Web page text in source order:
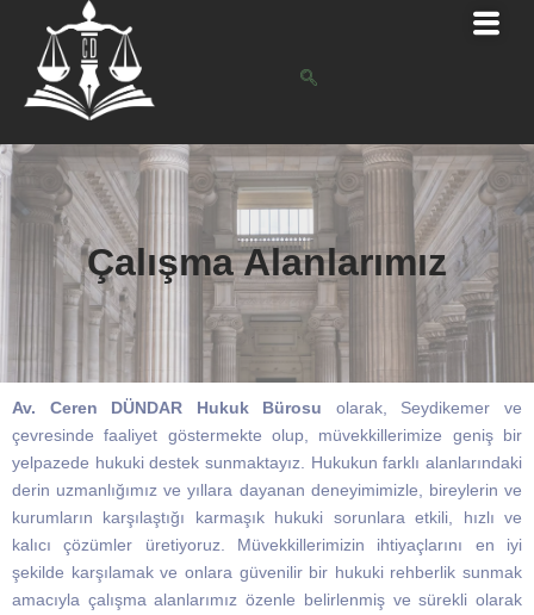
Çalışma Alanlarımız
Av. Ceren DÜNDAR Hukuk Bürosu olarak, Seydikemer ve
çevresinde faaliyet göstermekte olup, müvekkillerimize geniş bir
yelpazede hukuki destek sunmaktayız. Hukukun farklı alanlarındaki
derin uzmanlığımız ve yıllara dayanan deneyimimizle, bireylerin ve
kurumların karşılaştığı karmaşık hukuki sorunlara etkili, hızlı ve
kalıcı çözümler üretiyoruz. Müvekkillerimizin ihtiyaçlarını en iyi
şekilde karşılamak ve onlara güvenilir bir hukuki rehberlik sunmak
amacıyla çalışma alanlarımız özenle belirlenmiş ve sürekli olarak